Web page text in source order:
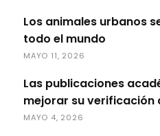
Los animales urbanos
todo el mundo
MAYO 11, 2026
Las publicaciones
mejorar su verificación
MAYO 4, 2026